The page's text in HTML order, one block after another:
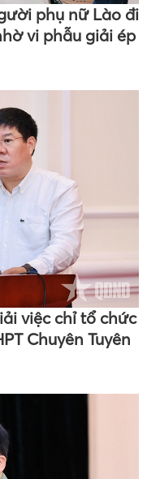
phụ nữ Lào đi
vi phẫu giải ép
việc chỉ tổ chức
Chuyên Tuyên